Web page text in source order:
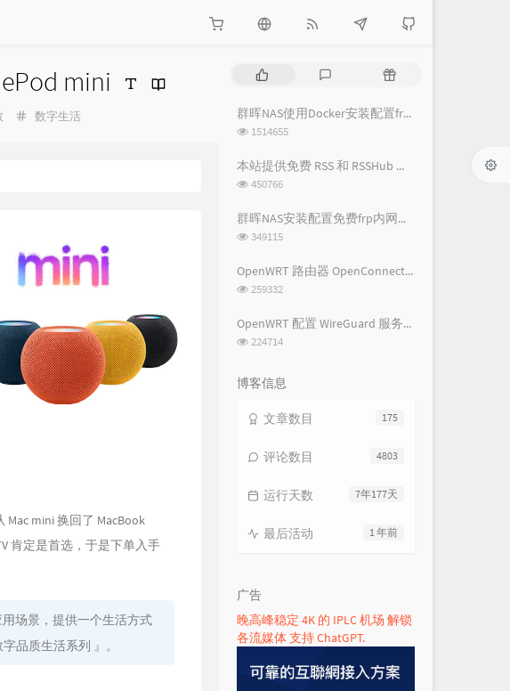
mini
分
数字生活
mini 换回了 MacBook
肯定是首选，于是下单入手
场景，提供一个生活方式
字品质生活系列 』 。
文
章
评
随
文群晖NAS使用Docker安装配置frpc内网穿透教程
浏
次
数:
1514655
本站提供免费 RSS 和 RSSHub 服务
浏
次
数:
450766
群晖NAS安装配置免费frp内网穿透教程
浏
次
349115
OpenWRT 路由器 OpenConnect VPN 详细图文教程 - 基础配置篇
浏
次
259332
OpenWRT 配置 WireGuard 服务端及客户端配置教程
浏
数:
224714
博客信息
175
文章数目
4803
评论数目
7年177天
运行天数
1 年前
最后活动
广告
晚高峰稳定 4K 的 IPLC 机场 解锁
各流媒体 支持 ChatGPT.